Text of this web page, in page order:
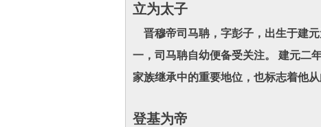
立为太子
晋穆帝司马聃，字彭子，出生于建
一，司马聃自幼便备受关注。 建元二
家族继承中的重要地位，也标志着他
登基为帝